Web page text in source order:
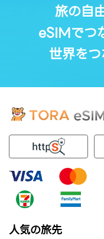
旅の自
eSIMでつ
世界を
人気の旅先